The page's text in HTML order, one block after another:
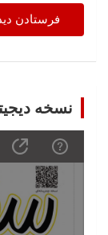
نسخه